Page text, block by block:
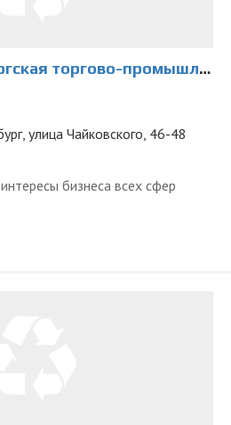
торгово-промышленная палата
улица Чайковского, 46-48
бизнеса всех сфер